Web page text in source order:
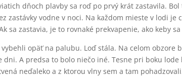
dňoch plavby sa roď po prvý krát zastavila.
zastávky vodne v noci. Na každom mieste v lodi
sa zastavia, je to rovnaké prekvapenie, ako keby
opäť na palubu. Loď stála. Na celom
dni. A predsa to bolo niečo iné. Tesne pri boku
neďaleko a z ktorou vlny sem a tam